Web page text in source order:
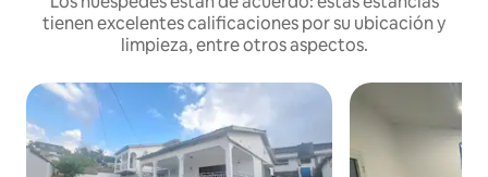
tienen excelentes calificaciones por su ubicación y
limpieza, entre otros aspectos.